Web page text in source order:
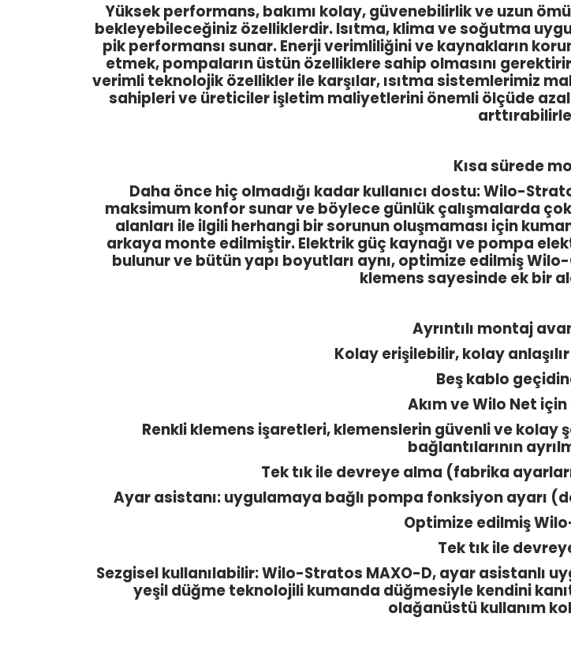
Yüksek performans, bakımı kolay, güvenebilirlik ve uzun
bekleyebileceğiniz özelliklerdir. Isıtma, klima ve soğutma
pik performansı sunar. Enerji verimliliğini ve kaynakların
etmek, pompaların üstün özelliklere sahip olmasını
verimli teknolojik özellikler ile karşılar, ısıtma sistemlerimiz
sahipleri ve üreticiler işletim maliyetlerini önemli ölçüde
Kısa sürede
Daha önce hiç olmadığı kadar kullanıcı dostu: Wilo-
maksimum konfor sunar ve böylece günlük çalışmalarda
alanları ile ilgili herhangi bir sorunun oluşmaması için
arkaya monte edilmiştir. Elektrik güç kaynağı ve pompa
bulunur ve bütün yapı boyutları aynı, optimize edilmiş
klemens sayesinde ek bir
Ayrıntılı montaj
Kolay erişilebilir, kolay
Beş kablo
Akım ve Wilo Net
Renkli klemens işaretleri, klemenslerin güvenli ve kolay
bağlantılarının
Tek tık ile devreye alma (fabrika
Ayar asistanı: uygulamaya bağlı pompa fonksiyon ayarı
Optimize edilmiş
Tek tık ile
Sezgisel kullanılabilir: Wilo-Stratos MAXO-D, ayar asistanlı
yeşil düğme teknolojili kumanda düğmesiyle kendini
olağanüstü kullanım